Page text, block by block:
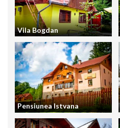
Vila Bogdan
Pensiunea Istvana